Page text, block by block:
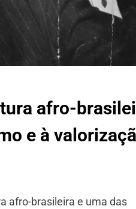
afro-
e à
afro-brasileira e uma das